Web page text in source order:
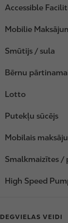
Accessible
Mobilie
Smūtijs / sula
Bērnu
Lotto
Putekļu sūcējs
Mobilais
Smalkmaizītes /
High Speed
DEGVIELAS VEIDI